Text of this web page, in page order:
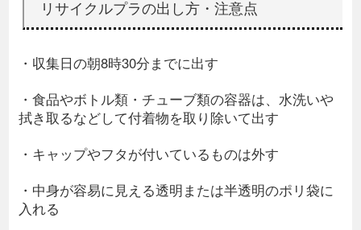
リサイクルプラの出し方・注意点
・収集日の朝8時30分までに出す
・食品やボトル類・チューブ類の容器は、水洗いや
拭き取るなどして付着物を取り除いて出す
・キャップやフタが付いているものは外す
・中身が容易に見える透明または半透明のポリ袋に
入れる